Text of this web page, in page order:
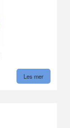
Les mer